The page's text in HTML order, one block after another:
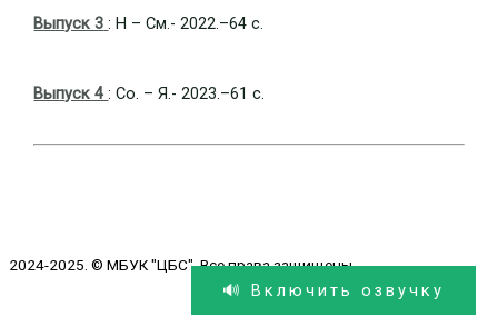
Выпуск 3 : Н – См.- 2022.–64 с.
Выпуск 4: Со. – Я.- 2023.–61 с.
2024-2025. © МБУК "ЦБС". Все права защищены.
🔊 Включить озвучку